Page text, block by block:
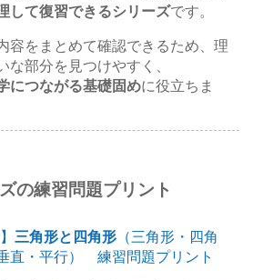
して復習できるシリーズです。
容をまとめて確認できるため、理
な部分を見つけやすく、
につながる基礎固めに役立ちま
の練習問題プリント
三角形と四角形 （三角形・四角
直・平行） 練習問題プリント